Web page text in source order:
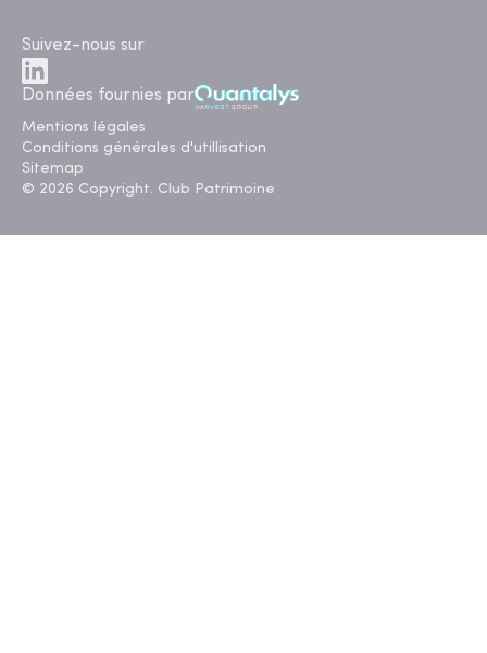
Suivez-nous sur
Données fournies par
Mentions légales
Conditions générales d'utillisation
Sitemap
© 2026 Copyright. Club Patrimoine